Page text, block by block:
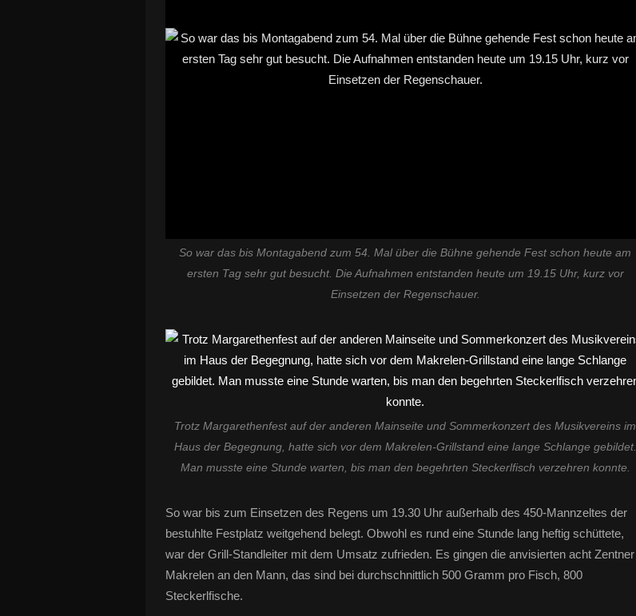
So war das bis Montagabend zum 54. Mal über die Bühne gehende Fest schon heute am
ersten Tag sehr gut besucht. Die Aufnahmen entstanden heute um 19.15 Uhr, kurz vor
Einsetzen der Regenschauer.
Trotz Margarethenfest auf der anderen Mainseite und Sommerkonzert des Musikvereins im
Haus der Begegnung, hatte sich vor dem Makrelen-Grillstand eine lange Schlange gebildet.
Man musste eine Stunde warten, bis man den begehrten Steckerlfisch verzehren konnte.
So war bis zum Einsetzen des Regens um 19.30 Uhr außerhalb des 450-Mannzeltes der
bestuhlte Festplatz weitgehend belegt. Obwohl es rund eine Stunde lang heftig schüttete,
war der Grill-Standleiter mit dem Umsatz zufrieden. Es gingen die anvisierten acht Zentner
Makrelen an den Mann, das sind bei durchschnittlich 500 Gramm pro Fisch, 800
Steckerlfische.